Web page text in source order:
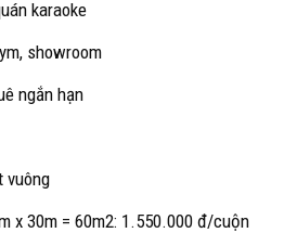
karaoke
showroom
ngắn hạn
vuông
x 30m = 60m2: 1.550.000 đ/cuộn